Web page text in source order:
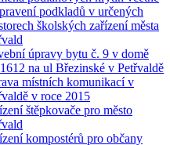
podkladů v určených
školských zařízení města
úpravy bytu č. 9 v domě
na ul Březinské v Petřvaldě
místních komunikací v
v roce 2015
štěpkovače pro město
kompostérů pro občany